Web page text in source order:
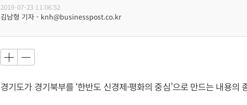
2019-07-23 11:06:52
김남형 기자 - knh@businesspost.co.kr
경기도가 경기북부를 ‘한반도 신경제·평화의 중심’으로 만드는 내용의